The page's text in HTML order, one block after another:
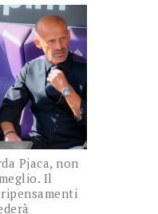
Pjaca, non
Il